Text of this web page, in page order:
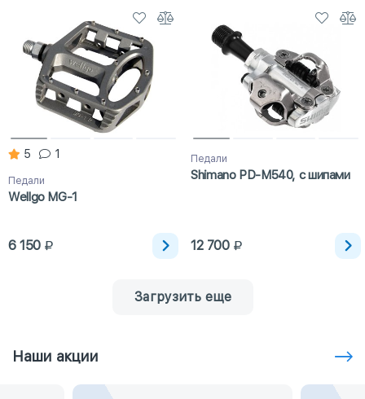
5 1
Педали
Wellgo MG-1
6 150
Педали
Shimano PD-M540, с шипами
12 700
Загрузить еще
Наши акции